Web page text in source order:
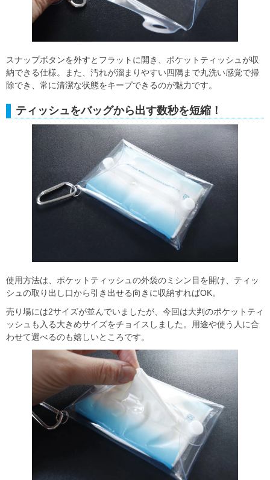
スナップボタンを外すとフラットに開き、ポケットティッシュが収
納できる仕様。また、汚れが溜まりやすい四隅まで丸洗い感覚で掃
除でき、常に清潔な状態をキープできるのが魅力です。
ティッシュをバッグから出す数秒を短縮！
使用方法は、ポケットティッシュの外袋のミシン目を開け、ティッ
シュの取り出し口から引き出せる向きに収納すればOK。
売り場には2サイズが並んでいましたが、今回は大判のポケットティ
ッシュも入る大きめサイズをチョイスしました。用途や使う人に合
わせて選べるのも嬉しいところです。